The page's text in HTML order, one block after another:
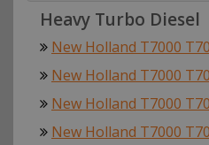
Heavy Turbo Diesel
New Holland T7000
New Holland T7000
New Holland T7000
New Holland T7000